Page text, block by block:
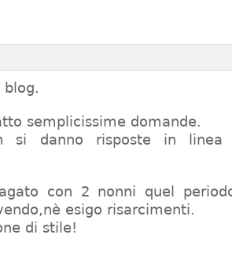
blog.
semplicissime domande.
si danno risposte in
con 2 nonni quel
esigo risarcimenti.
di stile!